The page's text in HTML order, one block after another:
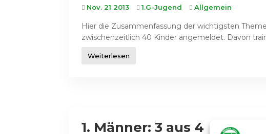
Nov. 21 2013 1.G-Jugend Allgemein
Hier die Zusammenfassung der wichtigsten
zwischenzeitlich 40 Kinder angemeldet. Davon
Weiterlesen
1. Männer: 3 aus 4